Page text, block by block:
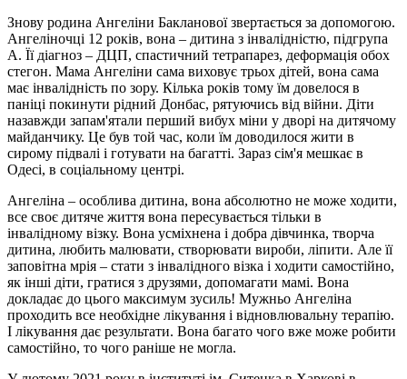
Знову родина Ангеліни Бакланової звертається за допомогою.
Ангеліночці 12 років, вона – дитина з інвалідністю, підгрупа
А. Її діагноз – ДЦП, спастичний тетрапарез, деформація обох
стегон. Мама Ангеліни сама виховує трьох дітей, вона сама
має інвалідність по зору. Кілька років тому їм довелося в
паніці покинути рідний Донбас, рятуючись від війни. Діти
назавжди запам'ятали перший вибух міни у дворі на дитячому
майданчику. Це був той час, коли їм доводилося жити в
сирому підвалі і готувати на багатті. Зараз сім'я мешкає в
Одесі, в соціальному центрі.
Ангеліна – особлива дитина, вона абсолютно не може ходити,
все своє дитяче життя вона пересувається тільки в
інвалідному візку. Вона усміхнена і добра дівчинка, творча
дитина, любить малювати, створювати вироби, ліпити. Але її
заповітна мрія – стати з інвалідного візка і ходити самостійно,
як інші діти, гратися з друзями, допомагати мамі. Вона
докладає до цього максимум зусиль! Мужньо Ангеліна
проходить все необхідне лікування і відновлювальну терапію.
І лікування дає результати. Вона багато чого вже може робити
самостійно, то чого раніше не могла.